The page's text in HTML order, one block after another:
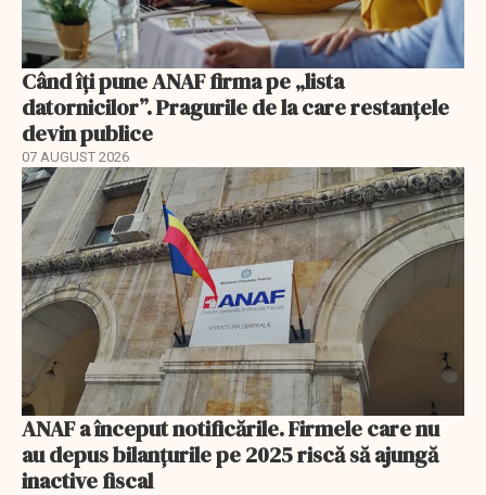
Când îți pune ANAF firma pe „lista
datornicilor”. Pragurile de la care restanțele
devin publice
07 AUGUST 2026
ANAF a început notificările. Firmele care nu
au depus bilanțurile pe 2025 riscă să ajungă
inactive fiscal